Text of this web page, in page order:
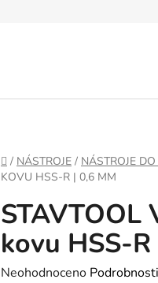
DOMŮ
/ NÁSTROJE / NÁSTROJE
KOVU HSS-R | 0,6 MM
STAVTOOL
kovu HSS-
Průměrné
Neohodnoceno